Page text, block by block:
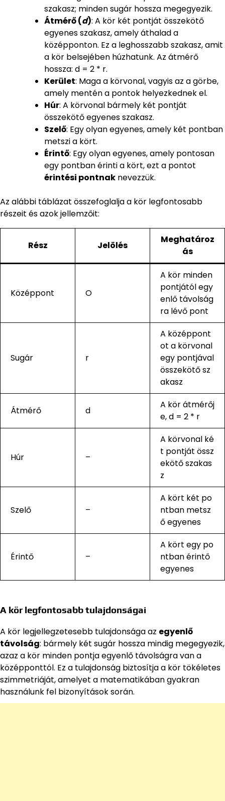
szakasz; minden sugár hossza megegyezik.
Átmérő (d): A kör két pontját összekötő
egyenes szakasz, amely áthalad a
középponton. Ez a leghosszabb szakasz, amit
a kör belsejében húzhatunk. Az átmérő
hossza: d = 2 * r.
Kerület: Maga a körvonal, vagyis az a görbe,
amely mentén a pontok helyezkednek el.
Húr: A körvonal bármely két pontját
összekötő egyenes szakasz.
Szelő: Egy olyan egyenes, amely két pontban
metszi a kört.
Érintő: Egy olyan egyenes, amely pontosan
egy pontban érinti a kört, ezt a pontot
érintési pontnak nevezzük.
Az alábbi táblázat összefoglalja a kör legfontosabb
részeit és azok jellemzőit:
Rész Jelölés
Meghatároz
ás
Középpont O
A kör minden
pontjától egy
enlő távolság
ra lévő pont
Sugár r
A középpont
ot a körvonal
egy pontjával
összekötő sz
akasz
Átmérő d
A kör átmérőj
e, d = 2 * r
Húr –
A körvonal ké
t pontját össz
ekötő szakas
z
Szelő –
A kört két po
ntban metsz
ő egyenes
Érintő –
A kört egy po
ntban érintő
egyenes
A kör legfontosabb tulajdonságai
A kör legjellegzetesebb tulajdonsága az egyenlő
távolság: bármely két sugár hossza mindig megegyezik,
azaz a kör minden pontja egyenlő távolságra van a
középponttól. Ez a tulajdonság biztosítja a kör tökéletes
szimmetriáját, amelyet a matematikában gyakran
használunk fel bizonyítások során.